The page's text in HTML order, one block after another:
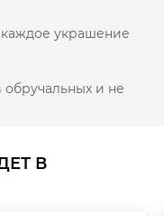
В
украшение
и не